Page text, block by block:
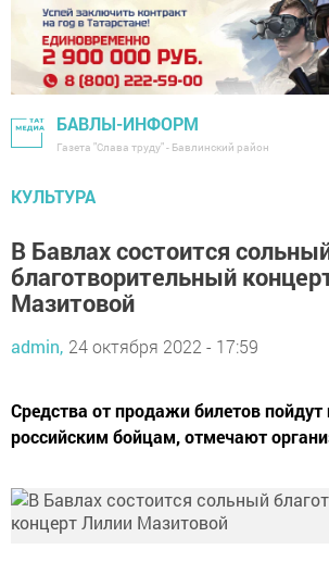
БАВЛЫ-ИНФОРМ
Газета "Слава труду" - Бавлинский район
КУЛЬТУРА
В Бавлах состоится
благотворительный
Мазитовой
admin, 24 октября 2022 - 17:59
Средства от продажи билетов
российским бойцам, отмечают